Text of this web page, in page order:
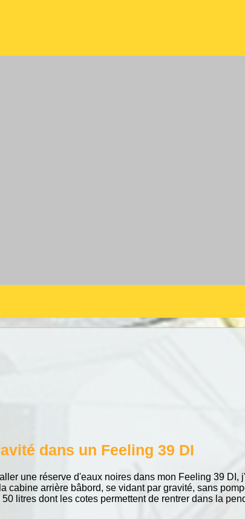
dans un Feeling 39 DI
une réserve d'eaux noires dans mon Feeling 39
cabine arrière bâbord, se vidant par gravité, sans
litres dont les cotes permettent de rentrer dans la